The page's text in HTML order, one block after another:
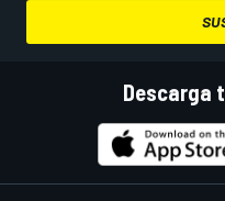
Descarga